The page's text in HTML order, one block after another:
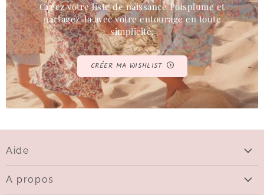
Créez votre liste de naissance Poisplume et
partagez-la avec votre entourage en toute
simplicité.
CRÉER MA WISHLIST
Aide
Livraison
A propos